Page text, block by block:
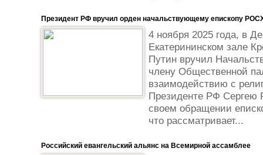
Президент РФ вручил орден начальствующему епископу
4 ноября 2025 года, в
Екатерининском зале
Путин вручил
члену Общественной
взаимодействию с
Президенте РФ Сергею
своем обращении
что рассматривает...
Российский евангельский альянс на Всемирной ассамблее